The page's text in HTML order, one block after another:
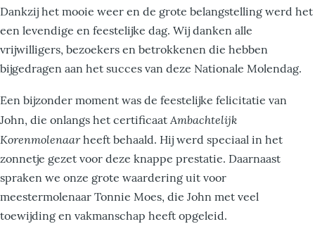
Dankzij het mooie weer en de grote belangstelling werd het
een levendige en feestelijke dag. Wij danken alle
vrijwilligers, bezoekers en betrokkenen die hebben
bijgedragen aan het succes van deze Nationale Molendag.
Een bijzonder moment was de feestelijke felicitatie van
John, die onlangs het certificaat Ambachtelijk
Korenmolenaarheeft behaald. Hij werd speciaal in het
zonnetje gezet voor deze knappe prestatie. Daarnaast
spraken we onze grote waardering uit voor
meestermolenaar Tonnie Moes, die John met veel
toewijding en vakmanschap heeft opgeleid.